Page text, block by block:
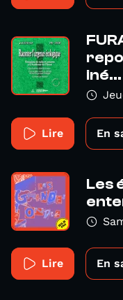
iné...
Lire En
Les
Lire En